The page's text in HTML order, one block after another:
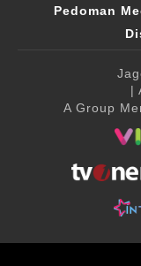
Pedoman
|
A Group